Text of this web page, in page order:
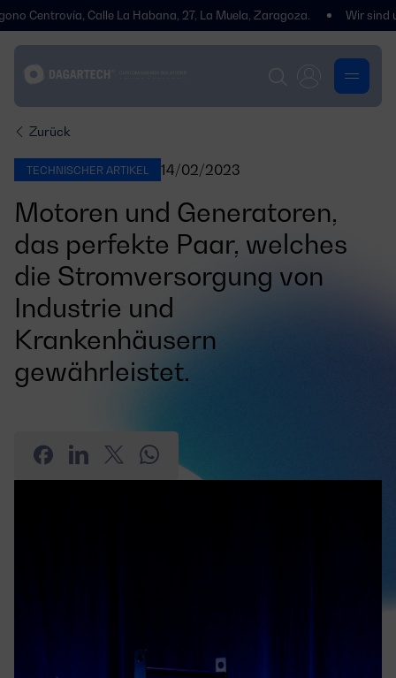
Calle La Habana, 27, La Muela, Zaragoza. Wir sind
Zurück
TECHNISCHER ARTIKEL 14/02/2023
Motoren und Generatoren,
das perfekte Paar, welches
die Stromversorgung von
Industrie und
Krankenhäusern
gewährleistet.